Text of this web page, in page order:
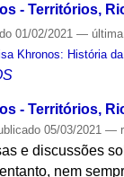
- Territórios,
01/02/2021—
Khronos: História
- Territórios,
05/03/2021—
e discussões
nem